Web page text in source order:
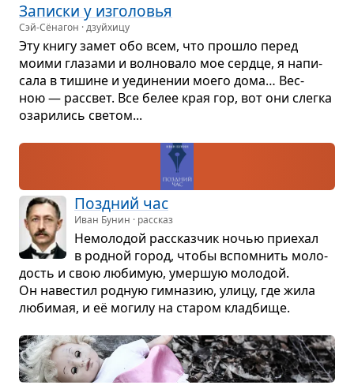
Записки у изго­ло­вья
Сэй-Сёнагон · дзуйхицу
Эту книгу замет обо всем, что про­шло перед
моими гла­зами и вол­но­вало мое сердце, я напи­
сала в тишине и уеди­не­нии моего дома… Вес­
ною — рас­свет. Все белее края гор, вот они слегка
оза­ри­лись све­том...
Позд­ний час
Иван Бунин · рассказ
Немо­ло­дой рас­сказ­чик ночью при­е­хал
в род­ной город, чтобы вспо­мнить моло­
дость и свою люби­мую, умер­шую моло­дой.
Он наве­стил род­ную гим­на­зию, улицу, где жила
люби­мая, и её могилу на ста­ром клад­бище.